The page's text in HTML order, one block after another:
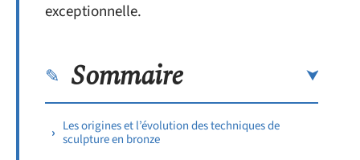
exceptionnelle.
Sommaire
Les origines et l’évolution des techniques de
sculpture en bronze